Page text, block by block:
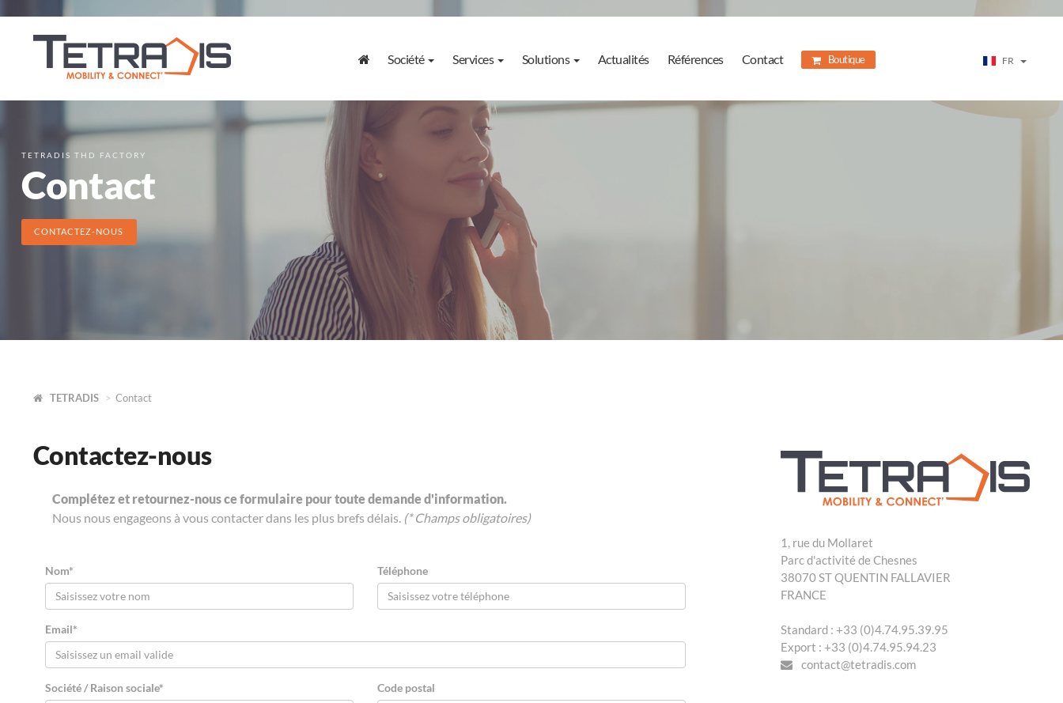
Société Services Solutions Actualités Références Contact Boutique FR
TETRADIS THD FACTORY
Contact
CONTACTEZ-NOUS
TETRADIS Contact
Contactez-nous
Complétez et retournez-nous ce formulaire pour toute demande d'information.
Nous nous engageons à vous contacter dans les plus brefs délais. (* Champs obligatoires)
Nom* Téléphone
Email*
Société / Raison sociale* Code postal
1, rue du Mollaret
Parc d'activité de Chesnes
38070 ST QUENTIN FALLAVIER
FRANCE
Standard : +33 (0)4.74.95.39.95
Export : +33 (0)4.74.95.94.23
contact@tetradis.com